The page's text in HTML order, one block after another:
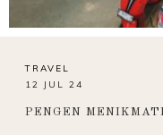
TRAVEL
12 JUL 24
PENGEN